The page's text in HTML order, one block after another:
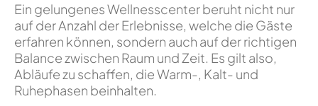
Ein gelungenes Wellnesscenter beruht nicht nur
auf der Anzahl der Erlebnisse, welche die Gäste
erfahren können, sondern auch auf der richtigen
Balance zwischen Raum und Zeit. Es gilt also,
Abläufe zu schaffen, die Warm-, Kalt- und
Ruhephasen beinhalten.